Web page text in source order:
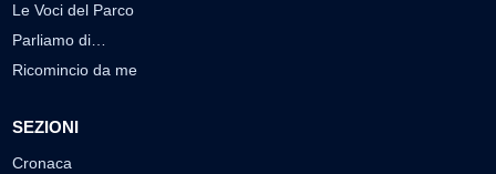
Le Voci del Parco
Parliamo di…
Ricomincio da me
SEZIONI
Cronaca